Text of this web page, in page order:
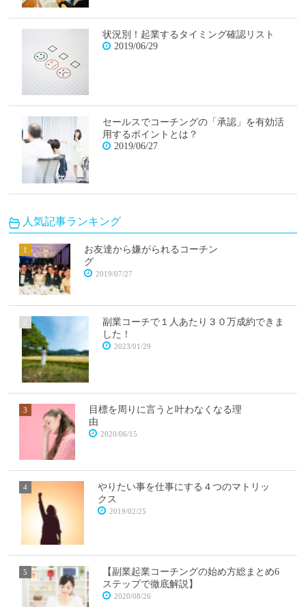
状況別！起業するタイミング確認リスト
2019/06/29
セールスでコーチングの「承認」を有効活
用するポイントとは？
2019/06/27
人気記事ランキング
お友達から嫌がられるコーチン
グ
2019/07/27
副業コーチで１人あたり３０万成約できま
した！
2023/01/29
目標を周りに言うと叶わなくなる理
由
2020/06/15
やりたい事を仕事にする４つのマトリッ
クス
2019/02/25
【副業起業コーチングの始め方総まとめ6
ステップで徹底解説】
2020/08/26